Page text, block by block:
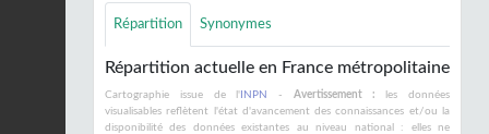
Répartition Synonymes
Répartition actuelle en France métropolitaine
Cartographie issue de l' INPN - Avertissement : les données
visualisables reflètent l'état d'avancement des connaissances et/ou la
disponibilité des données existantes au niveau national : elles ne